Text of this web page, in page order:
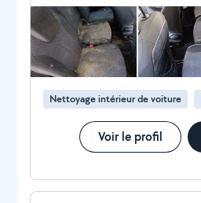
Débroussaillage Paillage Nettoyage Disponible sur
Montpellier et ses alentours
Nettoyage intérieur de voiture
Voir le profil